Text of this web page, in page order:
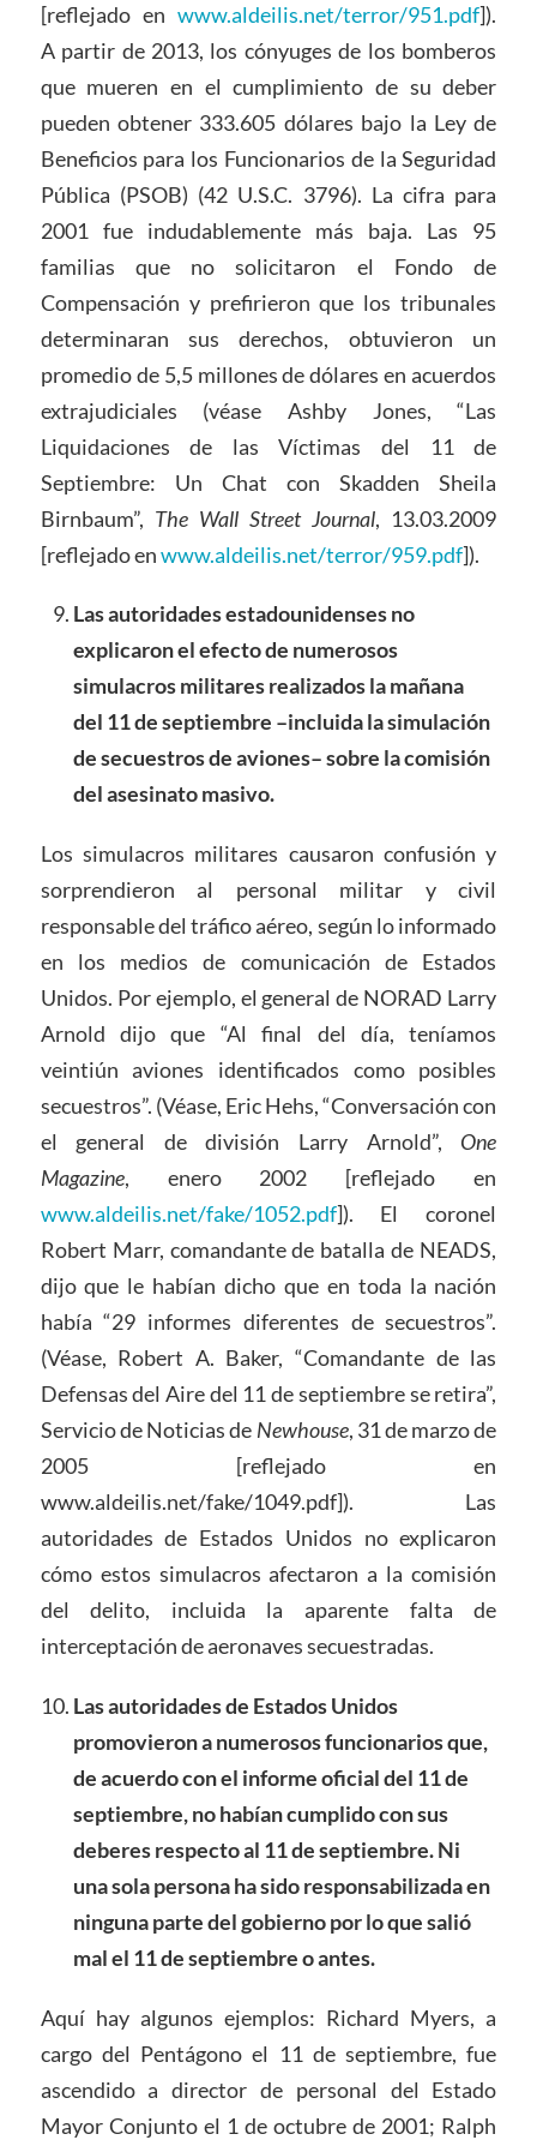
[reflejado enwww.aldeilis.net/terror/951.pdf]).
A partir de 2013, los cónyuges de los bomberos
que mueren en el cumplimiento de su deber
pueden obtener 333.605 dólares bajo la Ley de
Beneficios para los Funcionarios de la Seguridad
Pública (PSOB) (42 U.S.C. 3796). La cifra para
2001 fue indudablemente más baja. Las 95
familias que no solicitaron el Fondo de
Compensación y prefirieron que los tribunales
determinaran sus derechos, obtuvieron un
promedio de 5,5 millones de dólares en acuerdos
extrajudiciales (véase Ashby Jones, “Las
Liquidaciones de las Víctimas del 11 de
Septiembre: Un Chat con Skadden Sheila
Birnbaum”, The Wall Street Journal, 13.03.2009
[reflejado enwww.aldeilis.net/terror/959.pdf]).
Las autoridades estadounidenses no
explicaron el efecto de numerosos
simulacros militares realizados la mañana
del 11 de septiembre –incluida la simulación
de secuestros de aviones– sobre la comisión
del asesinato masivo.
Los simulacros militares causaron confusión y
sorprendieron al personal militar y civil
responsable del tráfico aéreo, según lo informado
en los medios de comunicación de Estados
Unidos. Por ejemplo, el general de NORAD Larry
Arnold dijo que “Al final del día, teníamos
veintiún aviones identificados como posibles
secuestros”. (Véase, Eric Hehs, “Conversación con
el general de división Larry Arnold”, One
Magazine, enero 2002 [reflejado en
www.aldeilis.net/fake/1052.pdf]). El coronel
Robert Marr, comandante de batalla de NEADS,
dijo que le habían dicho que en toda la nación
había “29 informes diferentes de secuestros”.
(Véase, Robert A. Baker, “Comandante de las
Defensas del Aire del 11 de septiembre se retira”,
Servicio de Noticias de Newhouse, 31 de marzo de
2005 [reflejado en
www.aldeilis.net/fake/1049.pdf]). Las
autoridades de Estados Unidos no explicaron
cómo estos simulacros afectaron a la comisión
del delito, incluida la aparente falta de
interceptación de aeronaves secuestradas.
Las autoridades de Estados Unidos
promovieron a numerosos funcionarios que,
de acuerdo con el informe oficial del 11 de
septiembre, no habían cumplido con sus
deberes respecto al 11 de septiembre. Ni
una sola persona ha sido responsabilizada en
ninguna parte del gobierno por lo que salió
mal el 11 de septiembre o antes.
Aquí hay algunos ejemplos: Richard Myers, a
cargo del Pentágono el 11 de septiembre, fue
ascendido a director de personal del Estado
Mayor Conjunto el 1 de octubre de 2001; Ralph